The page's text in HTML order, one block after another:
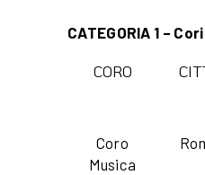
CATEGORIA 1 –
CORO
Coro
Musica